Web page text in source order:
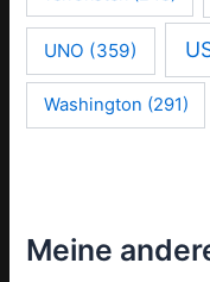
UNO (359)
Washington (291)
Meine